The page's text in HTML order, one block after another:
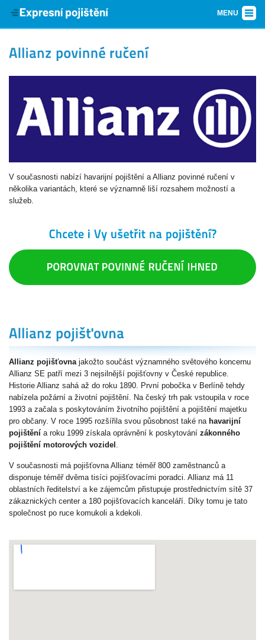
MENU
V současnosti nabízí havarijní pojištění a Allianz povinné ručení v
několika variantách, které se významně liší rozsahem možností a
služeb.
Allianz pojišťovna jakožto součást významného světového koncernu
Allianz SE patří mezi 3 nejsilnější pojišťovny v České republice.
Historie Allianz sahá až do roku 1890. První pobočka v Berlíně tehdy
nabízela požární a životní pojištění. Na český trh pak vstoupila v roce
1993 a začala s poskytováním životního pojištění a pojištění majetku
pro občany. V roce 1995 rozšířila svou působnost také na havarijní
pojištění a roku 1999 získala oprávnění k poskytování zákonného
pojištění motorových vozidel
V současnosti má pojišťovna Allianz téměř 800 zaměstnanců a
disponuje téměř dvěma tisíci pojišťovacími poradci. Allianz má 11
oblastních ředitelství a ke zájemcům přistupuje prostřednictvím sítě 37
zákaznických center a 180 pojišťovacích kanceláří. Díky tomu je tato
společnost po ruce komukoli a kdekoli.